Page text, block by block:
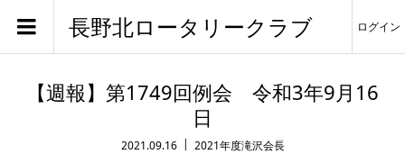
長野北ロータリークラブ ログイン
【週報】第1749回例会 令和3年9月16
日
2021.09.16
2021年度滝沢会長